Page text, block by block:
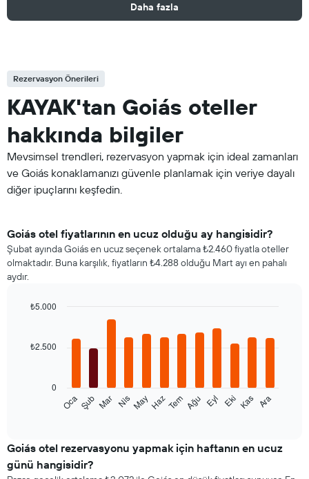
Daha fazla
Rezervasyon Önerileri
KAYAK'tan Goiás oteller
hakkında bilgiler
Mevsimsel trendleri, rezervasyon yapmak için ideal zamanları
ve Goiás konaklamanızı güvenle planlamak için veriye dayalı
diğer ipuçlarını keşfedin.
Goiás otel fiyatlarının en ucuz olduğu ay hangisidir?
Şubat ayında Goiás en ucuz seçenek ortalama ₺2.460 fiyatla oteller
olmaktadır. Buna karşılık, fiyatların ₺4.288 olduğu Mart ayı en pahalı
aydır.
with
Aşağıdaki
için
ortalama
oda
OcaŞub Mar Nis MayHazTem Ağu Eyl Eki Kas Ara
0
₺2.500
₺5.000
Goiás otel rezervasyonu yapmak için haftanın en ucuz
günü hangisidir?